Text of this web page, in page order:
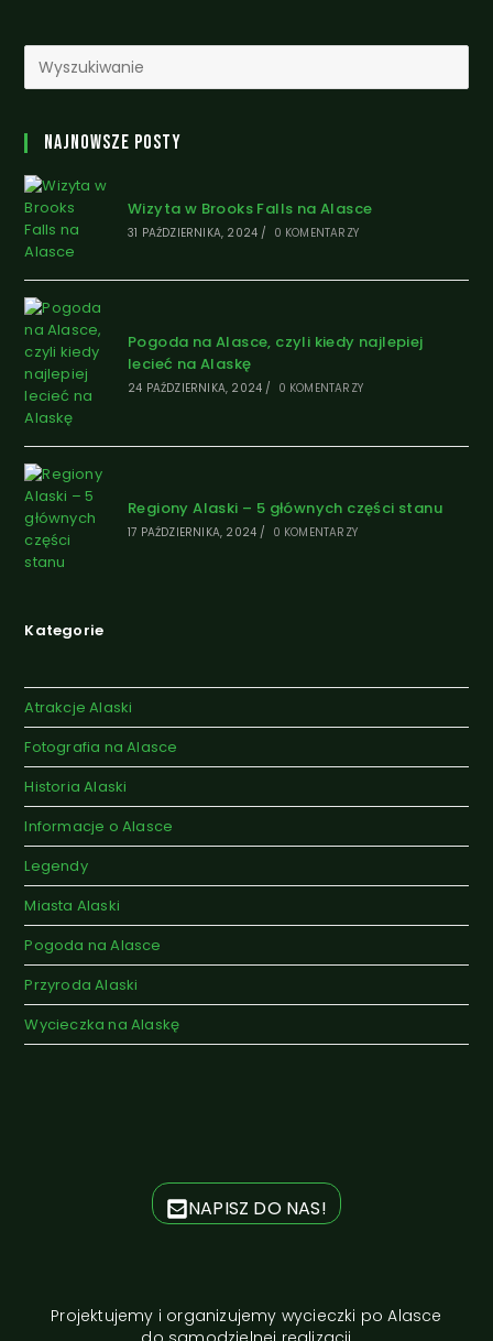
Najnowsze Posty
Wizyta w Brooks Falls na Alasce
31 PAŹDZIERNIKA, 2024 / 0 KOMENTARZY
Pogoda na Alasce, czyli kiedy najlepiej
lecieć na Alaskę
24 PAŹDZIERNIKA, 2024 / 0 KOMENTARZY
Regiony Alaski – 5 głównych części stanu
17 PAŹDZIERNIKA, 2024 / 0 KOMENTARZY
Kategorie
Atrakcje Alaski
Fotografia na Alasce
Historia Alaski
Informacje o Alasce
Legendy
Miasta Alaski
Pogoda na Alasce
Przyroda Alaski
Wycieczka na Alaskę
NAPISZ DO NAS!
Projektujemy i organizujemy wycieczki po Alasce